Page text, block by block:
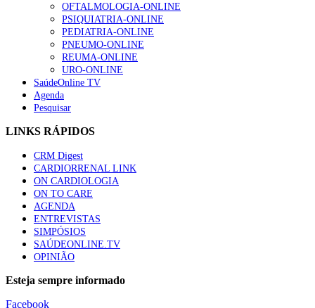
OFTALMOLOGIA-ONLINE
PSIQUIATRIA-ONLINE
PEDIATRIA-ONLINE
PNEUMO-ONLINE
REUMA-ONLINE
URO-ONLINE
SaúdeOnline TV
Agenda
Pesquisar
LINKS RÁPIDOS
CRM Digest
CARDIORRENAL LINK
ON CARDIOLOGIA
ON TO CARE
AGENDA
ENTREVISTAS
SIMPÓSIOS
SAÚDEONLINE.TV
OPINIÃO
Esteja sempre informado
Facebook